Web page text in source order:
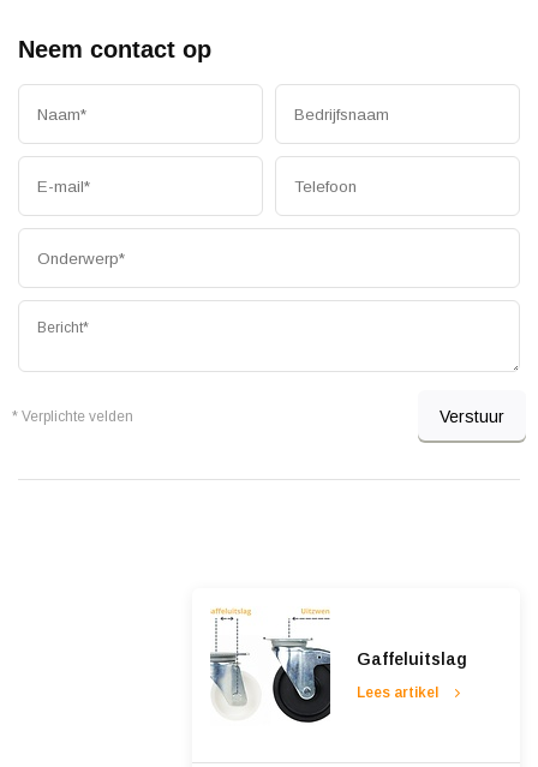
Neem contact op
* Verplichte velden Verstuur
Gaffeluitslag
Lees artikel